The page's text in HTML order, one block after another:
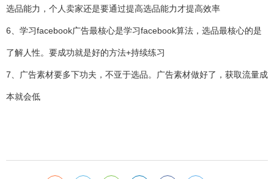
选品能力，个人卖家还是要通过提高选品能力才提高效率
6、学习facebook广告最核心是学习facebook算法，选品最核心的是
了解人性。要成功就是好的方法+持续练习
7、广告素材要多下功夫，不亚于选品。广告素材做好了，获取流量成
本就会低